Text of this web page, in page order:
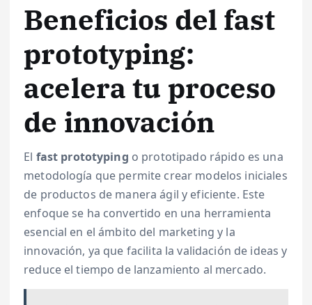
Beneficios del fast
prototyping:
acelera tu proceso
de innovación
El fast prototyping o prototipado rápido es una
metodología que permite crear modelos iniciales
de productos de manera ágil y eficiente. Este
enfoque se ha convertido en una herramienta
esencial en el ámbito del marketing y la
innovación, ya que facilita la validación de ideas y
reduce el tiempo de lanzamiento al mercado.